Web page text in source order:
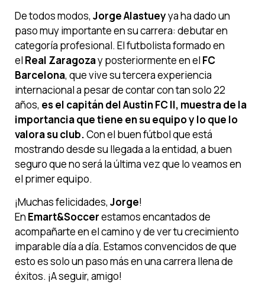
De todos modos, Jorge Alastueyya ha dado un
paso muy importante en su carrera: debutar en
categoría profesional. El futbolista formado en
el Real Zaragozay posteriormente en el FC
Barcelona, que vive su tercera experiencia
internacional a pesar de contar con tan solo 22
años, es el capitán del Austin FC II, muestra de la
importancia que tiene en su equipo y lo que lo
valora su club.Con el buen fútbol que está
mostrando desde su llegada a la entidad, a buen
seguro que no será la última vez que lo veamos en
el primer equipo.
¡Muchas felicidades, Jorge!
En Emart&Soccerestamos encantados de
acompañarte en el camino y de ver tu crecimiento
imparable día a día. Estamos convencidos de que
esto es solo un paso más en una carrera llena de
éxitos. ¡A seguir, amigo!